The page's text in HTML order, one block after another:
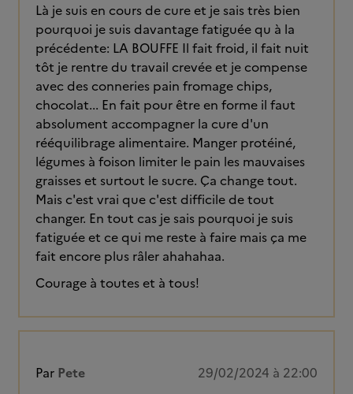
Là je suis en cours de cure et je sais très bien
pourquoi je suis davantage fatiguée qu à la
précédente: LA BOUFFE Il fait froid, il fait nuit
tôt je rentre du travail crevée et je compense
avec des conneries pain fromage chips,
chocolat... En fait pour être en forme il faut
absolument accompagner la cure d'un
rééquilibrage alimentaire. Manger protéiné,
légumes à foison limiter le pain les mauvaises
graisses et surtout le sucre. Ça change tout.
Mais c'est vrai que c'est difficile de tout
changer. En tout cas je sais pourquoi je suis
fatiguée et ce qui me reste à faire mais ça me
fait encore plus râler ahahahaa.
Courage à toutes et à tous!
Par Pete 29/02/2024 à 22:00